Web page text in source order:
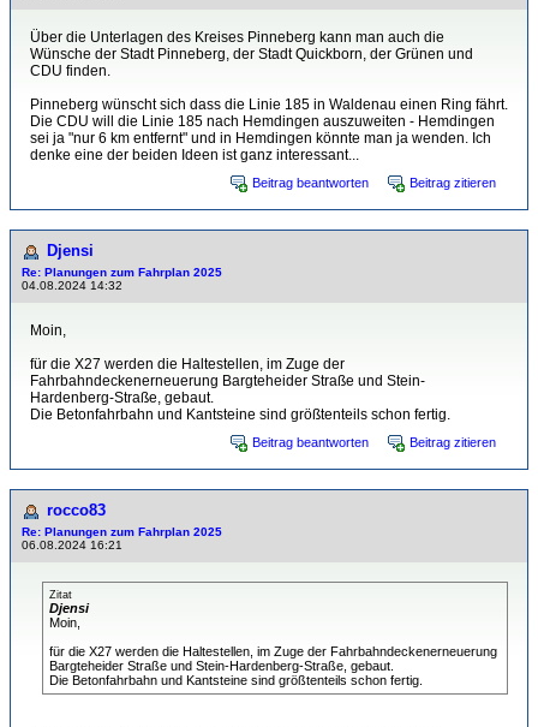
Über die Unterlagen des Kreises Pinneberg kann man auch die
Wünsche der Stadt Pinneberg, der Stadt Quickborn, der Grünen und
CDU finden.
Pinneberg wünscht sich dass die Linie 185 in Waldenau einen Ring fährt.
Die CDU will die Linie 185 nach Hemdingen auszuweiten - Hemdingen
sei ja "nur 6 km entfernt" und in Hemdingen könnte man ja wenden. Ich
denke eine der beiden Ideen ist ganz interessant...
Beitrag beantworten Beitrag zitieren
Djensi
Re: Planungen zum Fahrplan 2025
04.08.2024 14:32
Moin,
für die X27 werden die Haltestellen, im Zuge der
Fahrbahndeckenerneuerung Bargteheider Straße und Stein-
Hardenberg-Straße, gebaut.
Die Betonfahrbahn und Kantsteine sind größtenteils schon fertig.
Beitrag beantworten Beitrag zitieren
rocco83
Re: Planungen zum Fahrplan 2025
06.08.2024 16:21
Zitat
Djensi
Moin,
für die X27 werden die Haltestellen, im Zuge der Fahrbahndeckenerneuerung
Bargteheider Straße und Stein-Hardenberg-Straße, gebaut.
Die Betonfahrbahn und Kantsteine sind größtenteils schon fertig.